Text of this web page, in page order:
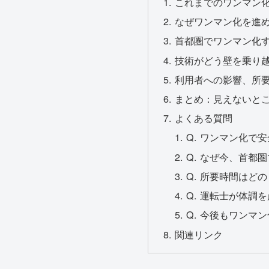
なぜワンマン化を進
首都圏でワンマン化
技術がどう壁を乗り
利用者への影響、所
まとめ：見えないと
よくある質問
Q. ワンマン化で
Q. なぜ今、首都
Q. 所要時間はど
Q. 運転士が体調
Q. 今後もワンマ
関連リンク